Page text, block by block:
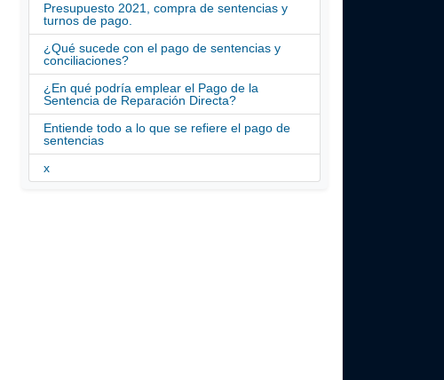
Presupuesto 2021, compra de sentencias y
turnos de pago.
¿Qué sucede con el pago de sentencias y
conciliaciones?
¿En qué podría emplear el Pago de la
Sentencia de Reparación Directa?
Entiende todo a lo que se refiere el pago de
sentencias
x